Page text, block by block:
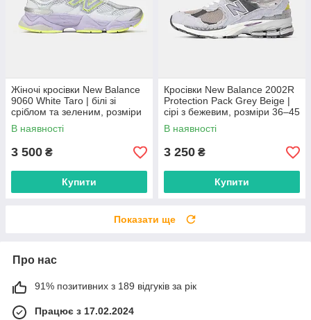
Жіночі кросівки New Balance
9060 White Taro | білі зі
сріблом та зеленим, розміри
36–41
В наявності
3 500 ₴
Купити
Кросівки New Balance 2002R
Protection Pack Grey Beige |
сірі з бежевим, розміри 36–45
В наявності
3 250 ₴
Купити
Показати ще
Про нас
91% позитивних з 189 відгуків за рік
Працює з 17.02.2024